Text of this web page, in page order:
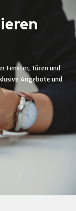
Fenster, Türen und
Angebote und